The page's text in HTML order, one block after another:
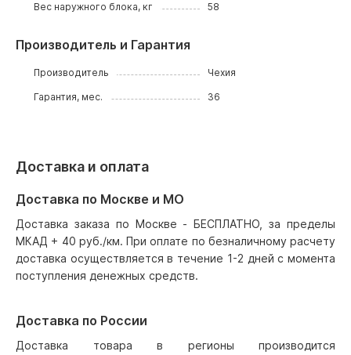
Вес наружного блока, кг 58
Производитель и Гарантия
Производитель Чехия
Гарантия, мес. 36
Доставка и оплата
Доставка по Москве и МО
Доставка заказа по Москве - БЕСПЛАТНО, за пределы
МКАД + 40 руб./км. При оплате по безналичному расчету
доставка осуществляется в течение 1-2 дней с момента
поступления денежных средств.
Доставка по России
Доставка товара в регионы производится